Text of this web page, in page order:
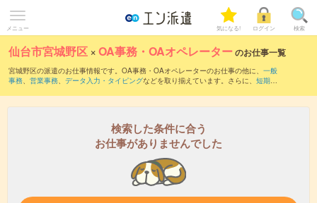
メニュー 気になる! ログイン 検索
仙台市宮城野区 ×OA事務・OAオペレーターのお仕事一覧
宮城野区の派遣のお仕事情報です。OA事務・OAオペレーターのお仕事の他に、 一般
事務、 営業事務、 データ入力・タイピングなどを取り揃えています。さらに、 短期・
検索した条件に合う
お仕事がありませんでした